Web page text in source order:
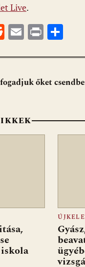
Live.
R
d
di
E
ai
l
Pr
t za
m
őket